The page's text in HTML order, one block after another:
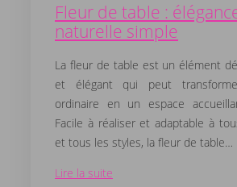
Fleur de table :
naturelle simple
La fleur de table est un élément
et élégant qui peut
ordinaire en un espace
Facile à réaliser et adaptable à
et tous les styles, la fleur de table…
Lire la suite